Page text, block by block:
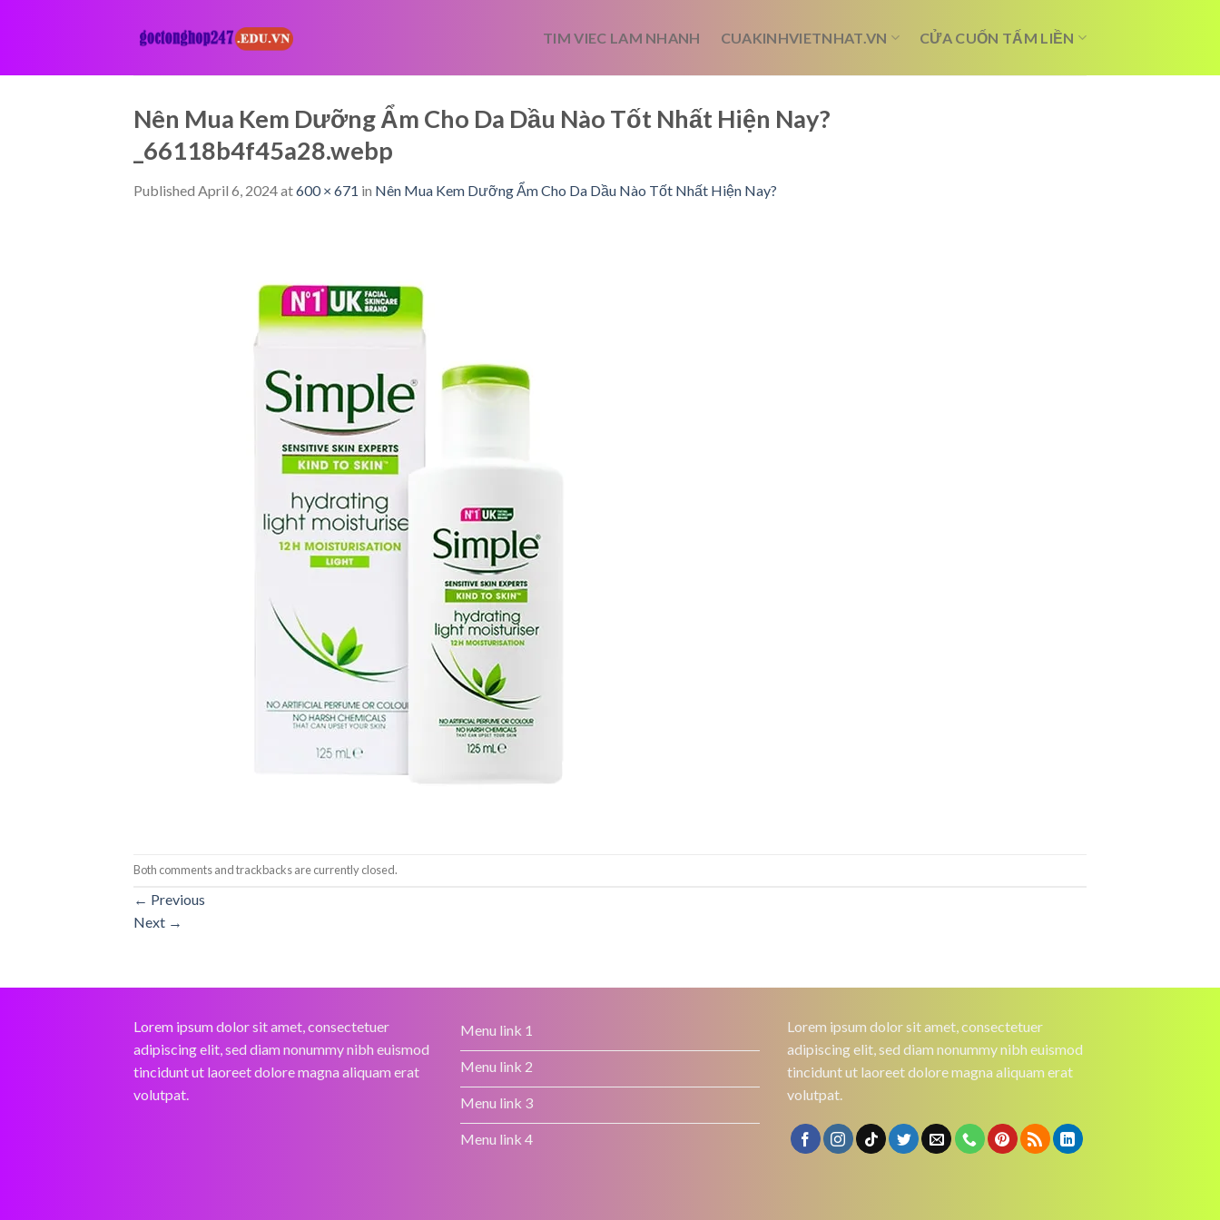
TIM VIEC LAM NHANH CUAKINHVIETNHAT.VN CỬA CUỐN TẤM LIỀN
Nên Mua Kem Dưỡng Ẩm Cho Da Dầu Nào Tốt Nhất Hiện Nay?
_66118b4f45a28.webp
Published April 6, 2024at600 × 671 in Nên Mua Kem Dưỡng Ẩm Cho Da Dầu Nào Tốt Nhất Hiện Nay?
Both comments and trackbacks are currently closed.
← Previous
Next →
Lorem ipsum dolor sit amet, consectetuer
adipiscing elit, sed diam nonummy nibh euismod
tincidunt ut laoreet dolore magna aliquam erat
volutpat.
Menu link 1
Menu link 2
Menu link 3
Menu link 4
Lorem ipsum dolor sit amet, consectetuer
adipiscing elit, sed diam nonummy nibh euismod
tincidunt ut laoreet dolore magna aliquam erat
volutpat.